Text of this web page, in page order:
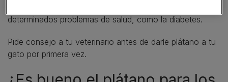
determinados problemas de salud, como la diabetes.
Pide consejo a tu veterinario antes de darle plátano a tu
gato por primera vez.